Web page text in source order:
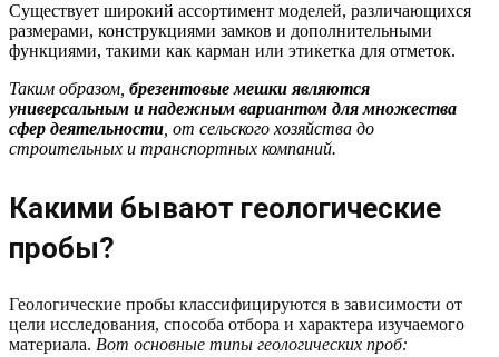
Существует широкий ассортимент моделей, различающихся
размерами, конструкциями замков и дополнительными
функциями, такими как карман или этикетка для отметок.
Таким образом, брезентовые мешки являются
универсальным и надежным вариантом для множества
сфер деятельности, от сельского хозяйства до
строительных и транспортных компаний.
Какими бывают геологические
пробы?
Геологические пробы классифицируются в зависимости от
цели исследования, способа отбора и характера изучаемого
материала. Вот основные типы геологических проб: